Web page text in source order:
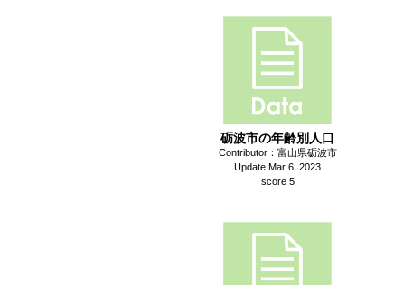
砺波市の年齢別人口
Contributor：富山県砺波市
Update:Mar 6, 2023
score 5